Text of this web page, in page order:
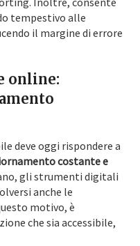
tempestivo alle
il margine di errore
online:
deve oggi rispondere a
costante e
gli strumenti digitali
anche le
motivo, è
che sia accessibile,